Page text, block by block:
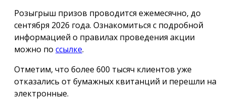
Розыгрыш призов проводится ежемесячно, до
сентября 2026 года. Ознакомиться с подробной
информацией о правилах проведения акции
можно по ссылке.
Отметим, что более 600 тысяч клиентов уже
отказались от бумажных квитанций и перешли на
электронные.